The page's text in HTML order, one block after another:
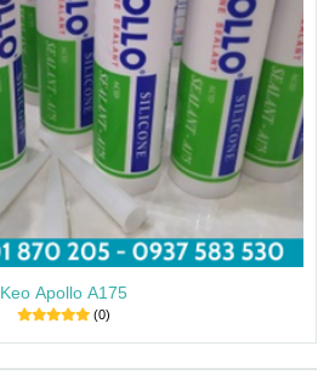
Keo Apollo A175
(0)